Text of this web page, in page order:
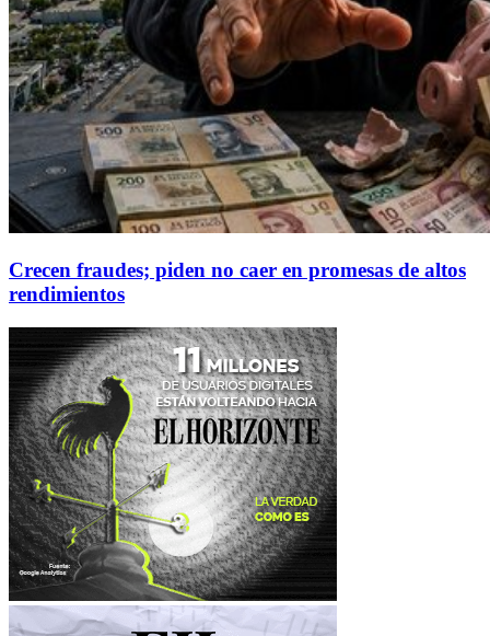
Crecen fraudes; piden no caer en promesas de altos
rendimientos